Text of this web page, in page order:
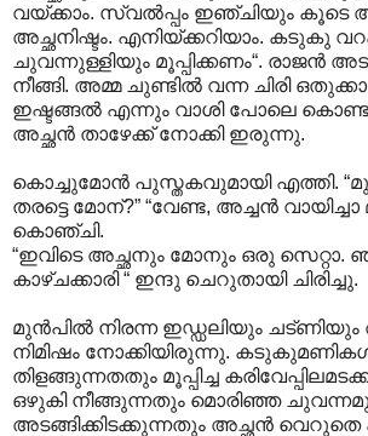
വയ്ക്കാം. സ്വൽ‌പ്പം ഇഞ്ചിയും കൂടെ
അച്ഛനിഷ്ടം. എനിയ്ക്കറിയാം. കടുകു
ചുവന്നുള്ളിയും മൂപ്പിക്കണം“. രാജൻ
നീങ്ങി. അമ്മ ചുണ്ടിൽ വന്ന ചിരി
ഇഷ്ടങ്ങൽ എന്നും വാശി പോലെ
അച്ഛൻ താഴേക്ക് നോക്കി ഇരുന്നു.
കൊച്ചുമോൻ പുസ്തകവുമായി എത്തി.
തരട്ടെ മോന്?” “വേണ്ട, അച്ചൻ
കൊഞ്ചി.
“ഇവിടെ അച്ഛനും മോനും ഒരു സെറ്റാ.
കാഴ്ചക്കാരി “ ഇന്ദു ചെറുതായി ചിരിച്ചു.
മുൻപിൽ നിരന്ന ഇഡ്ഡലിയും
നിമിഷം നോക്കിയിരുന്നു.
തിളങ്ങുന്നതതും മൂപ്പിച്ച
ഒഴുകി നീങ്ങുന്നതും മൊരിഞ്ഞ
അടങ്ങിക്കിടക്കുന്നതും അച്ഛൻ വെറുതെ